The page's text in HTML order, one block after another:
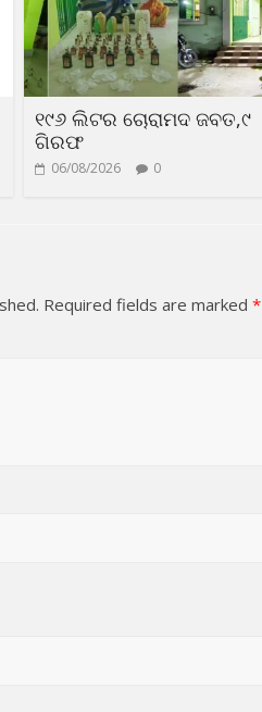
୧୯୬ ଲିଟର ଚୋରାମଦ ଜବତ,୯
ଗିରଫ
06/08/2026 0
Required fields are marked *